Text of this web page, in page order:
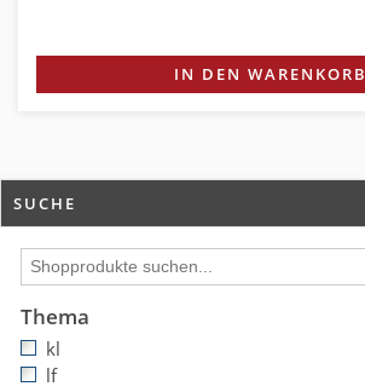
IN DEN WARENKORB
SUCHE
Thema
kl
lf